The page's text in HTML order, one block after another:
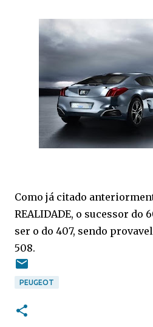
Como já citado
REALIDADE, o sucessor do
ser o do 407, sendo
508.
PEUGEOT